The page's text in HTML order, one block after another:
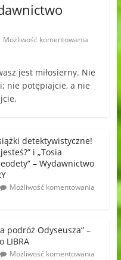
Możliwość komentowania
jest miłosierny. Nie
nie potępiajcie, a nie
detektywistyczne!
i „Tosia
– Wydawnictwo
Możliwość komentowania
podróż Odyseusza” –
LIBRA
Możliwość komentowania